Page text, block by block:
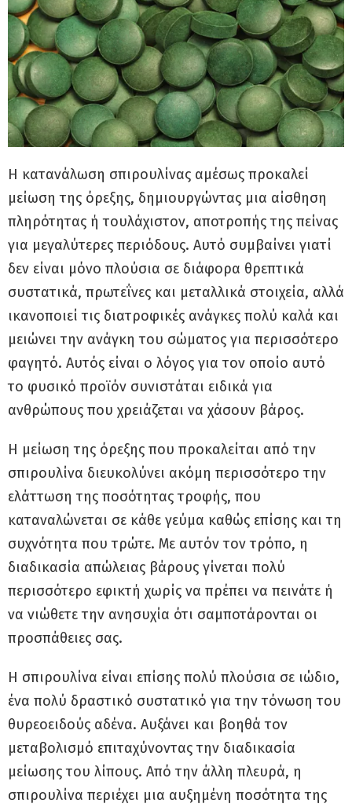
Η κατανάλωση σπιρουλίνας αμέσως προκαλεί
μείωση της όρεξης, δημιουργώντας μια αίσθηση
πληρότητας ή τουλάχιστον, αποτροπής της πείνας
για μεγαλύτερες περιόδους. Αυτό συμβαίνει γιατί
δεν είναι μόνο πλούσια σε διάφορα θρεπτικά
συστατικά, πρωτεΐνες και μεταλλικά στοιχεία, αλλά
ικανοποιεί τις διατροφικές ανάγκες πολύ καλά και
μειώνει την ανάγκη του σώματος για περισσότερο
φαγητό. Αυτός είναι ο λόγος για τον οποίο αυτό
το φυσικό προϊόν συνιστάται ειδικά για
ανθρώπους που χρειάζεται να χάσουν βάρος.
Η μείωση της όρεξης που προκαλείται από την
σπιρουλίνα διευκολύνει ακόμη περισσότερο την
ελάττωση της ποσότητας τροφής, που
καταναλώνεται σε κάθε γεύμα καθώς επίσης και τη
συχνότητα που τρώτε. Με αυτόν τον τρόπο, η
διαδικασία απώλειας βάρους γίνεται πολύ
περισσότερο εφικτή χωρίς να πρέπει να πεινάτε ή
να νιώθετε την ανησυχία ότι σαμποτάρονται οι
προσπάθειες σας.
Η σπιρουλίνα είναι επίσης πολύ πλούσια σε ιώδιο,
ένα πολύ δραστικό συστατικό για την τόνωση του
θυρεοειδούς αδένα. Αυξάνει και βοηθά τον
μεταβολισμό επιταχύνοντας την διαδικασία
μείωσης του λίπους. Από την άλλη πλευρά, η
σπιρουλίνα περιέχει μια αυξημένη ποσότητα της